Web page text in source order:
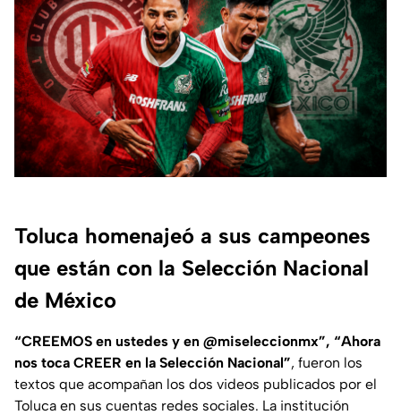
Toluca homenajeó a sus campeones
que están con la Selección Nacional
de México
“CREEMOS en ustedes y en @miseleccionmx”, “Ahora
nos toca CREER en la Selección Nacional”, fueron los
textos que acompañan los dos videos publicados por el
Toluca en sus cuentas redes sociales. La institución